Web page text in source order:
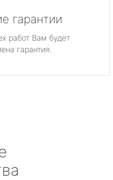
гарантии
работ Вам будет
гарантия.